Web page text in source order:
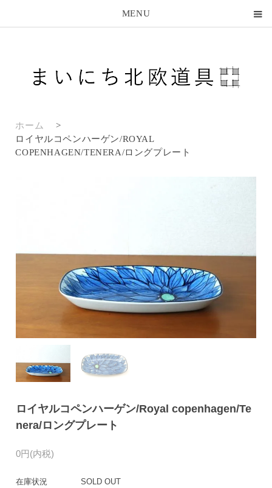
MENU
ホーム
>
ロイヤルコペンハーゲン/ROYAL
COPENHAGEN/TENERA/ロングプレート
ロイヤルコペンハーゲン/Royal copenhagen/Te
nera/ロングプレート
0円(内税)
在庫状況 SOLD OUT